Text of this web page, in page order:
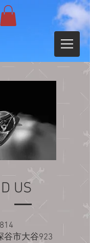
US
谷市大谷923